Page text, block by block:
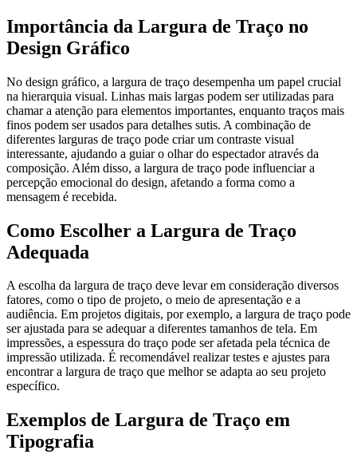
Importância da Largura de Traço no
Design Gráfico
No design gráfico, a largura de traço desempenha um papel crucial
na hierarquia visual. Linhas mais largas podem ser utilizadas para
chamar a atenção para elementos importantes, enquanto traços mais
finos podem ser usados para detalhes sutis. A combinação de
diferentes larguras de traço pode criar um contraste visual
interessante, ajudando a guiar o olhar do espectador através da
composição. Além disso, a largura de traço pode influenciar a
percepção emocional do design, afetando a forma como a
mensagem é recebida.
Como Escolher a Largura de Traço
Adequada
A escolha da largura de traço deve levar em consideração diversos
fatores, como o tipo de projeto, o meio de apresentação e a
audiência. Em projetos digitais, por exemplo, a largura de traço pode
ser ajustada para se adequar a diferentes tamanhos de tela. Em
impressões, a espessura do traço pode ser afetada pela técnica de
impressão utilizada. É recomendável realizar testes e ajustes para
encontrar a largura de traço que melhor se adapta ao seu projeto
específico.
Exemplos de Largura de Traço em
Tipografia